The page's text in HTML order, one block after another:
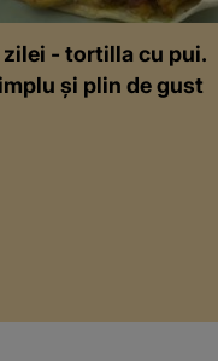
zilei - tortilla cu pui.
și plin de gust